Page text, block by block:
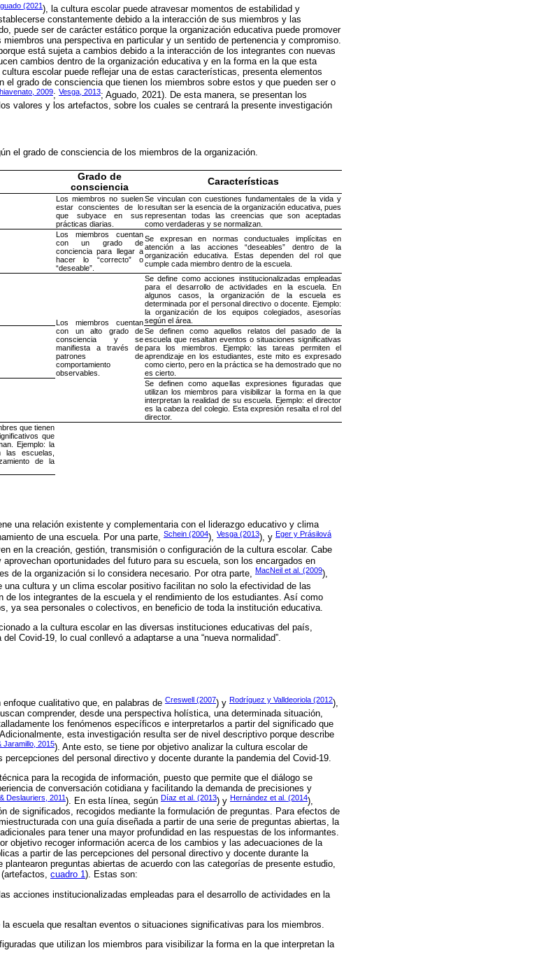
(2021), la cultura escolar puede atravesar momentos de estabilidad y
constantemente debido a la interacción de sus miembros y las
puede ser de carácter estático porque la organización educativa puede promover
una perspectiva en particular y un sentido de pertenencia y compromiso.
está sujeta a cambios debido a la interacción de los integrantes con nuevas
cambios dentro de la organización educativa y en la forma en la que esta
escolar puede reflejar una de estas características, presenta elementos
el grado de consciencia que tienen los miembros sobre estos y que pueden ser o
2009; Vesga, 2013; Aguado, 2021). De esta manera, se presentan los
valores y los artefactos, sobre los cuales se centrará la presente investigación
el grado de consciencia de los miembros de la organización.
Grado de
consciencia
Características
Los miembros no suelen
estar conscientes de lo
que subyace en sus
prácticas diarias.
Se vinculan con cuestiones fundamentales de la vida y
resultan ser la esencia de la organización educativa, pues
representan todas las creencias que son aceptadas
como verdaderas y se normalizan.
Los miembros cuentan
con un grado de
conciencia para llegar a
hacer lo “correcto” o
“deseable”.
Se expresan en normas conductuales implícitas en
atención a las acciones “deseables” dentro de la
organización educativa. Estas dependen del rol que
cumple cada miembro dentro de la escuela.
Los miembros cuentan
con un alto grado de
consciencia y se
manifiesta a través de
patrones de
comportamiento
observables.
Se define como acciones institucionalizadas empleadas
para el desarrollo de actividades en la escuela. En
algunos casos, la organización de la escuela es
determinada por el personal directivo o docente. Ejemplo:
la organización de los equipos colegiados, asesorías
según el área.
Se definen como aquellos relatos del pasado de la
escuela que resaltan eventos o situaciones significativas
para los miembros. Ejemplo: las tareas permiten el
aprendizaje en los estudiantes, este mito es expresado
como cierto, pero en la práctica se ha demostrado que no
es cierto.
Se definen como aquellas expresiones figuradas que
utilizan los miembros para visibilizar la forma en la que
interpretan la realidad de su escuela. Ejemplo: el director
es la cabeza del colegio. Esta expresión resalta el rol del
director.
que tienen
que
Ejemplo: la
las escuelas,
de la
una relación existente y complementaria con el liderazgo educativo y clima
de una escuela. Por una parte, Schein (2004), Vesga (2013), y Eger y Prásilová
en la creación, gestión, transmisión o configuración de la cultura escolar. Cabe
oportunidades del futuro para su escuela, son los encargados en
de la organización si lo considera necesario. Por otra parte, MacNeil et al. (2009),
una cultura y un clima escolar positivo facilitan no solo la efectividad de las
de los integrantes de la escuela y el rendimiento de los estudiantes. Así como
ya sea personales o colectivos, en beneficio de toda la institución educativa.
a la cultura escolar en las diversas instituciones educativas del país,
Covid-19, lo cual conllevó a adaptarse a una “nueva normalidad”.
cualitativo que, en palabras de Creswell (2007) y Rodríguez y Valldeoriola (2012),
comprender, desde una perspectiva holística, una determinada situación,
los fenómenos específicos e interpretarlos a partir del significado que
esta investigación resulta ser de nivel descriptivo porque describe
Jaramillo, 2015). Ante esto, se tiene por objetivo analizar la cultura escolar de
del personal directivo y docente durante la pandemia del Covid-19.
para la recogida de información, puesto que permite que el diálogo se
de conversación cotidiana y facilitando la demanda de precisiones y
Deslauriers, 2011). En esta línea, según Díaz et al. (2013) y Hernández et al. (2014),
de significados, recogidos mediante la formulación de preguntas. Para efectos de
con una guía diseñada a partir de una serie de preguntas abiertas, la
para tener una mayor profundidad en las respuestas de los informantes.
objetivo recoger información acerca de los cambios y las adecuaciones de la
a partir de las percepciones del personal directivo y docente durante la
preguntas abiertas de acuerdo con las categorías de presente estudio,
cuadro 1). Estas son:
acciones institucionalizadas empleadas para el desarrollo de actividades en la
escuela que resaltan eventos o situaciones significativas para los miembros.
que utilizan los miembros para visibilizar la forma en la que interpretan la